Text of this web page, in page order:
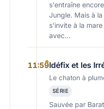
s'entraîne
Jungle. Mais à
s'invite à la
avec…
11:59Idéfix et les
Le chaton à
SÉRIE
Sauvée par